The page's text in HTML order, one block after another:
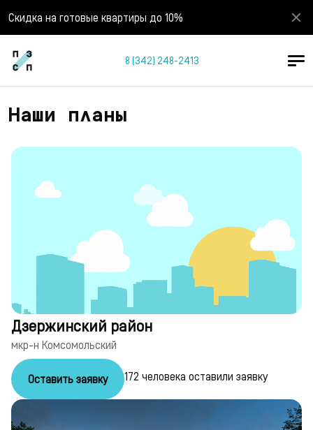
Скидка на готовые квартиры до 10%
8 (342) 248-2413
Наши планы
Дзержинский район
мкр-н Комсомольский
Оставить заявку 172 человека оставили заявку